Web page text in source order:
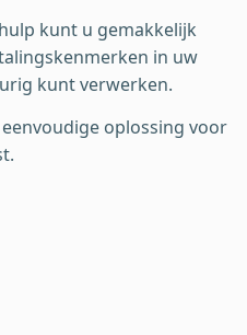
kunt u gemakkelijk
in uw
kunt verwerken.
oplossing voor